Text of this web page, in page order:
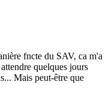
fncte du SAV, ca m'a
quelques jours
Mais peut-être que